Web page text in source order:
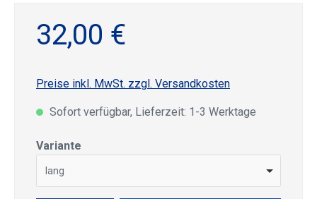
32,00 €
Preise inkl. MwSt. zzgl. Versandkosten
Sofort verfügbar, Lieferzeit: 1-3 Werktage
Variante
lang